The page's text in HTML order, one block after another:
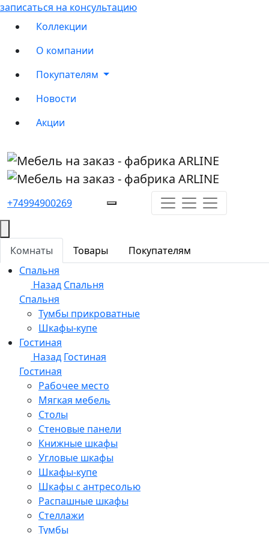
записаться на консультацию
Коллекции
О компании
Покупателям
Новости
Акции
+74994900269